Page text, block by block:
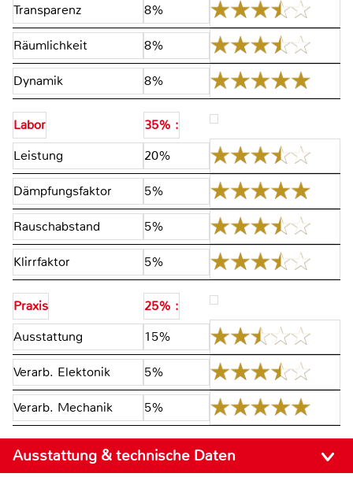
Transparenz 8%
Räumlichkeit 8%
Dynamik 8%
Labor
35% :
Leistung
20%
Dämpfungsfaktor 5%
Rauschabstand 5%
Klirrfaktor 5%
Praxis
25% :
Ausstattung
15%
Verarb. Elektonik 5%
Verarb. Mechanik 5%
Ausstattung & technische Daten